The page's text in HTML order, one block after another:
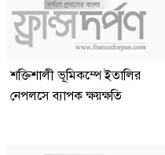
শক্তিশালী ভূমিকম্পে ইতালির
নেপলসে ব্যাপক ক্ষয়ক্ষতি